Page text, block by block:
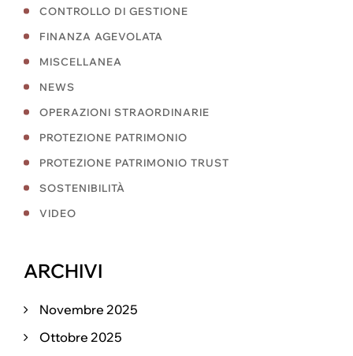
CONTROLLO DI GESTIONE
FINANZA AGEVOLATA
MISCELLANEA
NEWS
OPERAZIONI STRAORDINARIE
PROTEZIONE PATRIMONIO
PROTEZIONE PATRIMONIO TRUST
SOSTENIBILITÀ
VIDEO
ARCHIVI
Novembre 2025
Ottobre 2025